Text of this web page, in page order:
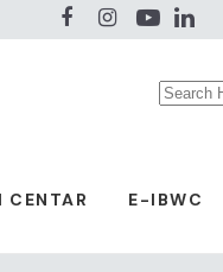
Search
CENTAR E-IBWC